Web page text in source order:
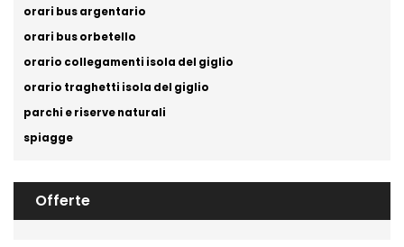
orari bus argentario
orari bus orbetello
orario collegamenti isola del giglio
orario traghetti isola del giglio
parchi e riserve naturali
spiagge
Offerte